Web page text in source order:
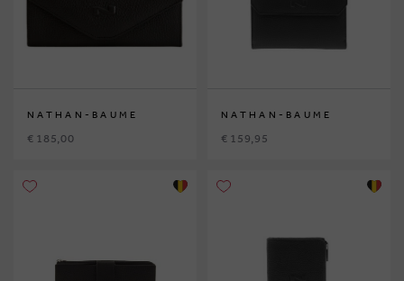
NATHAN-BAUME
€ 185,00
NATHAN-BAUME
€ 159,95